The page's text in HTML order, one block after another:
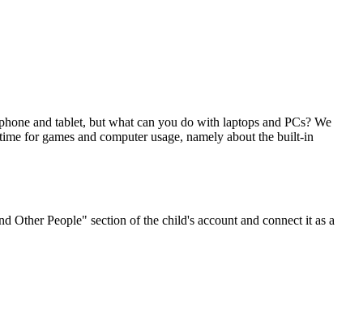
and tablet, but what can you do with laptops and PCs? We
for games and computer usage, namely about the built-in
People" section of the child's account and connect it as a